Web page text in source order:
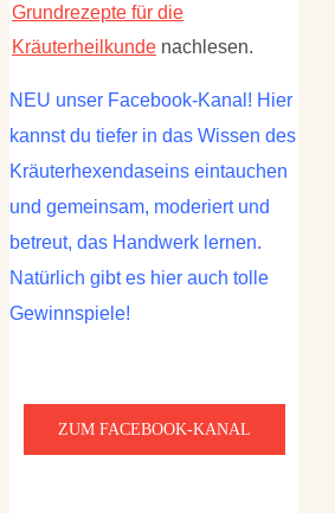
Grundrezepte für die
Kräuterheilkundenachlesen.
NEU unser Facebook-Kanal! Hier
kannst du tiefer in das Wissen des
Kräuterhexendaseins eintauchen
und gemeinsam, moderiert und
betreut, das Handwerk lernen.
Natürlich gibt es hier auch tolle
Gewinnspiele!
ZUM FACEBOOK-KANAL